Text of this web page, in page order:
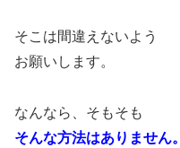
そこは間違えないよう
お願いします。
なんなら、そもそも
そんな方法はありません。